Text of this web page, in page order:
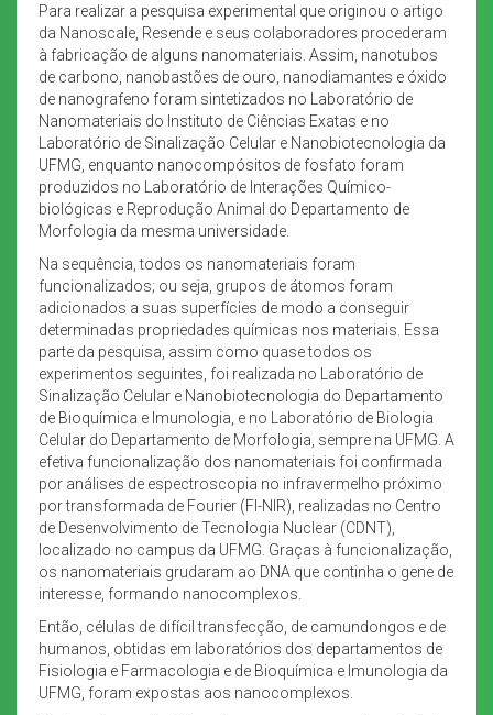
Para realizar a pesquisa experimental que originou o artigo
da Nanoscale, Resende e seus colaboradores procederam
à fabricação de alguns nanomateriais. Assim, nanotubos
de carbono, nanobastões de ouro, nanodiamantes e óxido
de nanografeno foram sintetizados no Laboratório de
Nanomateriais do Instituto de Ciências Exatas e no
Laboratório de Sinalização Celular e Nanobiotecnologia da
UFMG, enquanto nanocompósitos de fosfato foram
produzidos no Laboratório de Interações Químico-
biológicas e Reprodução Animal do Departamento de
Morfologia da mesma universidade.
Na sequência, todos os nanomateriais foram
funcionalizados; ou seja, grupos de átomos foram
adicionados a suas superfícies de modo a conseguir
determinadas propriedades químicas nos materiais. Essa
parte da pesquisa, assim como quase todos os
experimentos seguintes, foi realizada no Laboratório de
Sinalização Celular e Nanobiotecnologia do Departamento
de Bioquímica e Imunologia, e no Laboratório de Biologia
Celular do Departamento de Morfologia, sempre na UFMG. A
efetiva funcionalização dos nanomateriais foi confirmada
por análises de espectroscopia no infravermelho próximo
por transformada de Fourier (FI-NIR), realizadas no Centro
de Desenvolvimento de Tecnologia Nuclear (CDNT),
localizado no campus da UFMG. Graças à funcionalização,
os nanomateriais grudaram ao DNA que continha o gene de
interesse, formando nanocomplexos.
Então, células de difícil transfecção, de camundongos e de
humanos, obtidas em laboratórios dos departamentos de
Fisiologia e Farmacologia e de Bioquímica e Imunologia da
UFMG, foram expostas aos nanocomplexos.